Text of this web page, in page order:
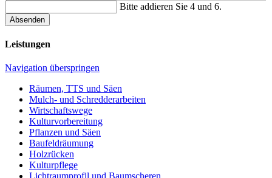
Bitte addieren Sie 4 und 6.
Absenden
Leistungen
Navigation überspringen
Räumen, TTS und Säen
Mulch- und Schredderarbeiten
Wirtschaftswege
Kulturvorbereitung
Pflanzen und Säen
Baufeldräumung
Holzrücken
Kulturpflege
Lichtraumprofil und Baumscheren